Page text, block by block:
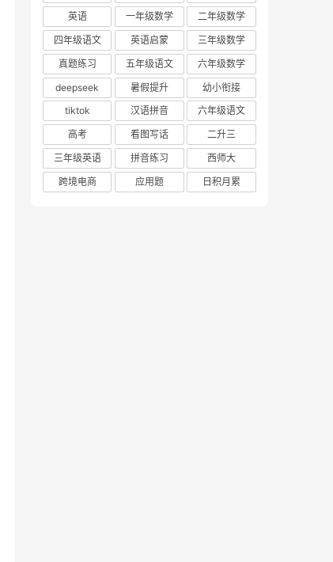
英语
一年级数学
二年级数学
四年级语文
英语启蒙
三年级数学
真题练习
五年级语文
六年级数学
deepseek
暑假提升
幼小衔接
tiktok
汉语拼音
六年级语文
高考
看图写话
二升三
三年级英语
拼音练习
西师大
跨境电商
应用题 日积月累